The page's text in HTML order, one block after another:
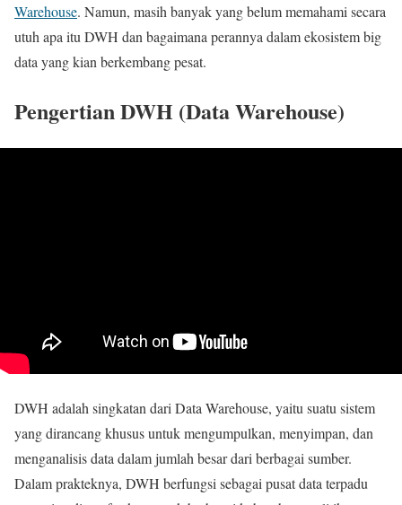
Warehouse. Namun, masih banyak yang belum memahami secara
utuh apa itu DWH dan bagaimana perannya dalam ekosistem big
data yang kian berkembang pesat.
Pengertian DWH (Data Warehouse)
DWH adalah singkatan dari Data Warehouse, yaitu suatu sistem
yang dirancang khusus untuk mengumpulkan, menyimpan, dan
menganalisis data dalam jumlah besar dari berbagai sumber.
Dalam prakteknya, DWH berfungsi sebagai pusat data terpadu